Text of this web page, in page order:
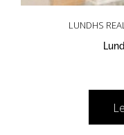
LUNDHS